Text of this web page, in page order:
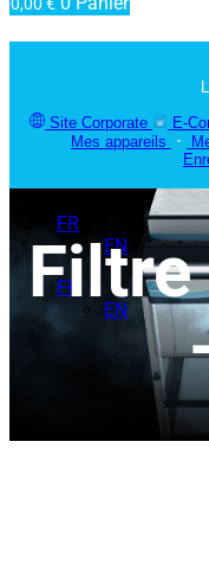
Site Corporate
E-
Mes appareils
FR
EN
FR
EN
Filtre